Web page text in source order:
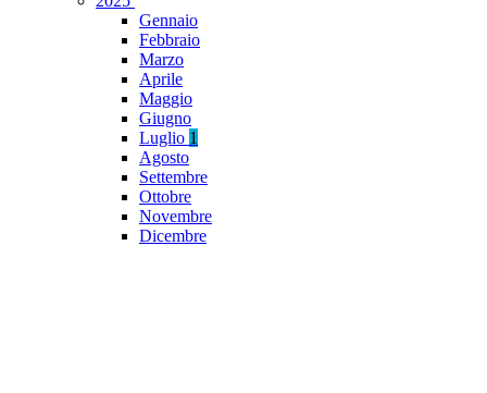
Gennaio
Febbraio
Marzo
Aprile
Maggio
Giugno
Luglio 1
Agosto
Settembre
Ottobre
Novembre
Dicembre